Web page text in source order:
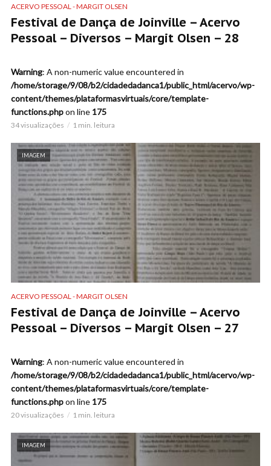
ACERVO PESSOAL - MARGIT OLSEN
Festival de Dança de Joinville – Acervo
Pessoal – Diversos – Margit Olsen – 28
Warning: A non-numeric value encountered in
/home/storage/9/08/b2/cidadedadanca1/public_html/acervo/wp-
content/themes/plataformasvirtuais/core/template-
functions.phpon line 175
34 visualizações 1 min. leitura
IMAGEM
ACERVO PESSOAL - MARGIT OLSEN
Festival de Dança de Joinville – Acervo
Pessoal – Diversos – Margit Olsen – 27
Warning: A non-numeric value encountered in
/home/storage/9/08/b2/cidadedadanca1/public_html/acervo/wp-
content/themes/plataformasvirtuais/core/template-
functions.phpon line 175
20 visualizações 1 min. leitura
IMAGEM